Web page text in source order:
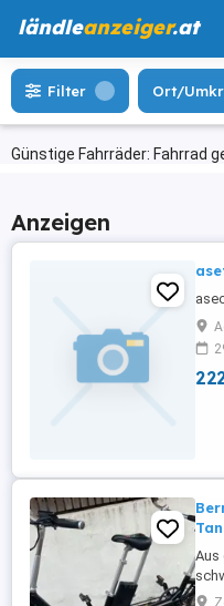
ländleanzeiger.at
Günstige Fahrräder: Fahrrad
Filter Ort/
Anzeigen
Aus